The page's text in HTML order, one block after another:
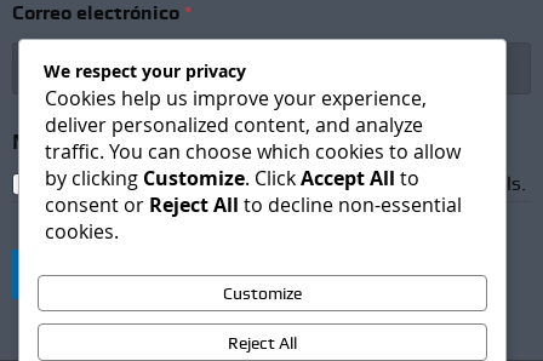
w
s
t
r
r
e
Correo electrónico *
Newsletter Subscription *
I agree to receive newsletters and promotional emails.
Suscribirse
We respect your privacy
Cookies help us improve your experience,
deliver personalized content, and analyze
traffic. You can choose which cookies to allow
by clicking Customize. ClickAccept All to
consent or Reject All to decline non-essential
cookies.
Customize
Reject All